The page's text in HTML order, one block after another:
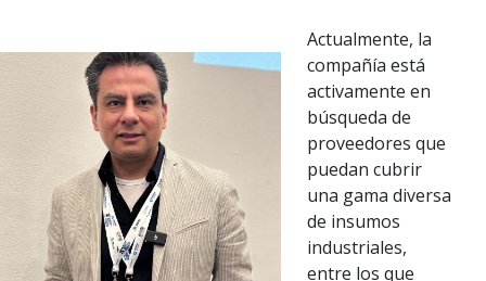
Actualmente, la
compañía está
activamente en
búsqueda de
proveedores que
puedan cubrir
una gama diversa
de insumos
industriales,
entre los que